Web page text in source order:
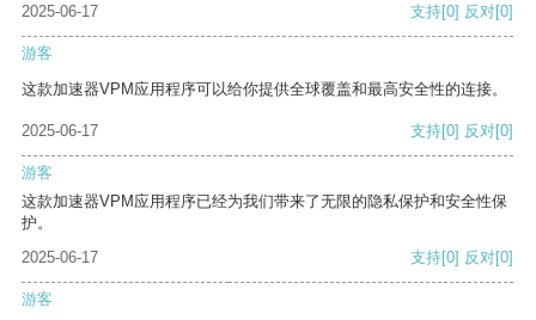
2025-06-17
支持[0] 反对[0]
游客
这款加速器VPM应用程序可以给你提供全球覆盖和最高安全性的连接。
2025-06-17 支持[0] 反对[0]
游客
这款加速器VPM应用程序已经为我们带来了无限的隐私保护和安全性保
护。
2025-06-17
支持[0] 反对[0]
游客